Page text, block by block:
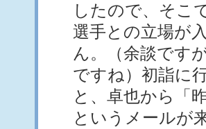
したので、そこ
選手との立場が
ん。（余談です
ですね）初詣に
と、卓也から「
というメールが